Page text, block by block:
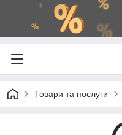
Товари та послуги